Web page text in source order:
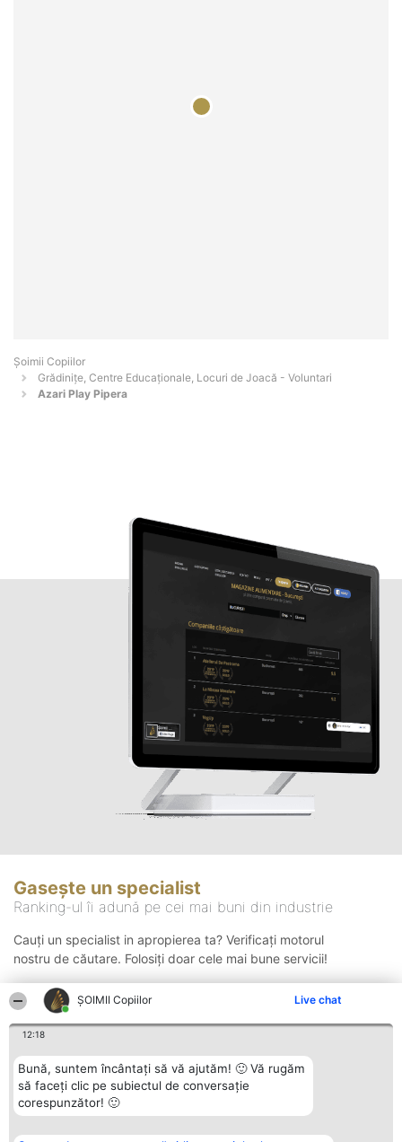
ȘOIMII Copiilor Live chat
12:18
Bună, suntem încântați să vă ajutăm! 🙂 Vă rugăm
să faceți clic pe subiectul de conversație
corespunzător! 🙂
Șoimii Copiilor
Grădinițe, Centre Educaționale, Locuri de Joacă - Voluntari
Azari Play Pipera
Gasește un specialist
Ranking-ul îi adună pe cei mai buni din industrie
Cauți un specialist in apropierea ta? Verificați motorul
nostru de căutare. Folosiți doar cele mai bune servicii!